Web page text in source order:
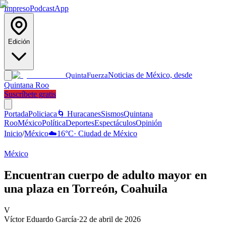
ImpresoPodcastApp
Edición
QuintaFuerzaNoticias de México, desde
Quintana Roo
Suscríbete gratis
PortadaPoliciaca 🌀 HuracanesSismosQuintana
RooMéxicoPolíticaDeportesEspectáculosOpinión
Inicio/México☁️16°C· Ciudad de México
México
Encuentran cuerpo de adulto mayor en
una plaza en Torreón, Coahuila
V
Víctor Eduardo García·22 de abril de 2026